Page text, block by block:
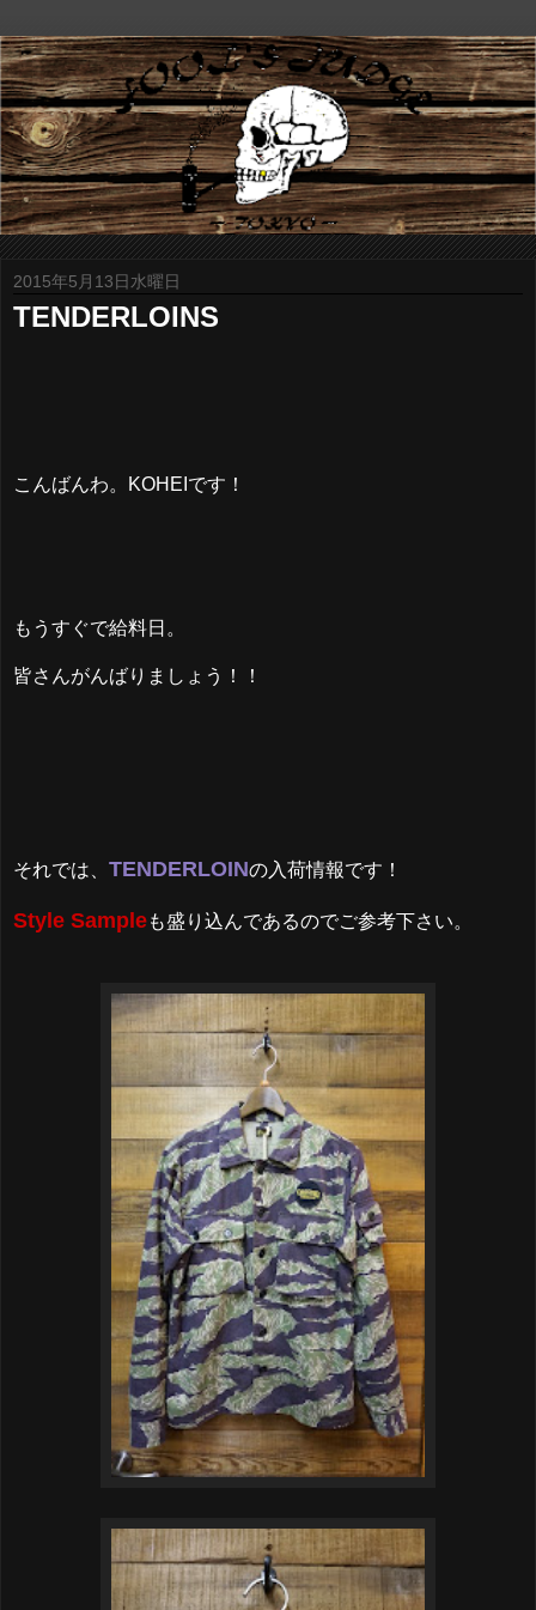
2015年5月13日水曜日
TENDERLOINS
こんばんわ。KOHEIです！
もうすぐで給料日。
皆さんがんばりましょう！！
それでは、 TENDERLOINの入荷情報です！
Style Sampleも盛り込んであるのでご参考下さい。